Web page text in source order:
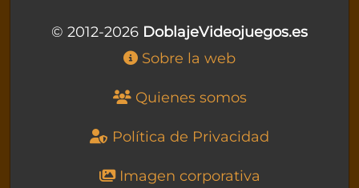
© 2012-2026 DoblajeVideojuegos.es
Sobre la web
Quienes somos
Política de Privacidad
Imagen corporativa